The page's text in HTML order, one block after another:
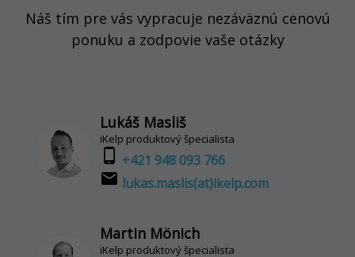
Náš tím pre vás vypracuje nezáväznú cenovú
ponuku a zodpovie vaše otázky
Lukáš Masliš
iKelp produktový špecialista
phone_android +421 948 093 766
email lukas.maslis(at)ikelp.com
Martin Mönich
iKelp produktový špecialista